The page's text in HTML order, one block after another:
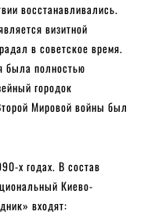
восстанавливались.
визитной
в советское время.
была полностью
городок
Мировой войны был
х годах. В состав
Киево-
входят: